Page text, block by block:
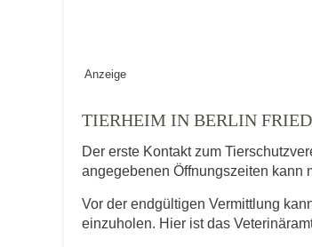
Anzeige
TIERHEIM IN BERLIN
Der erste Kontakt zum
angegebenen Öffnungszeiten kann
Vor der endgültigen Vermittlung
einzuholen. Hier ist das